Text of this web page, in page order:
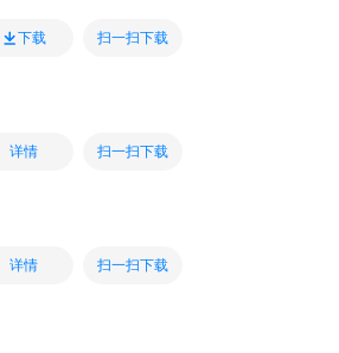
下载 扫一扫下载
详情 扫一扫下载
详情 扫一扫下载